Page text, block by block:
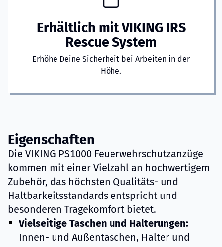
Erhältlich mit VIKING IRS
Rescue System
Erhöhe Deine Sicherheit bei Arbeiten in der
Höhe.
Eigenschaften
Die VIKING PS1000 Feuerwehrschutzanzüge
kommen mit einer Vielzahl an hochwertigem
Zubehör, das höchsten Qualitäts- und
Haltbarkeitsstandards entspricht und
besonderen Tragekomfort bietet.
Vielseitige Taschen und Halterungen:
Innen- und Außentaschen, Halter und